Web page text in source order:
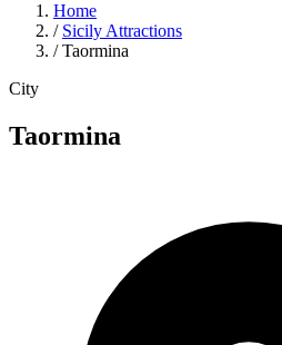
Home
/ Sicily Attractions
/ Taormina
City
Taormina